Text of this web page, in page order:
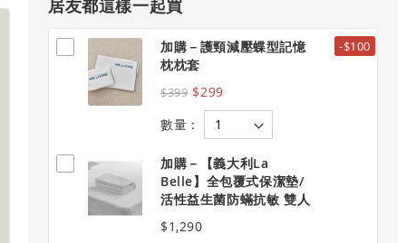
居友都這樣一起買
加購－護頸減壓蝶型記憶
枕枕套
$399 $299
數量：
-$100
加購－【義大利La
Belle】全包覆式保潔墊/
活性益生菌防蟎抗敏 雙人
標準
$1,290